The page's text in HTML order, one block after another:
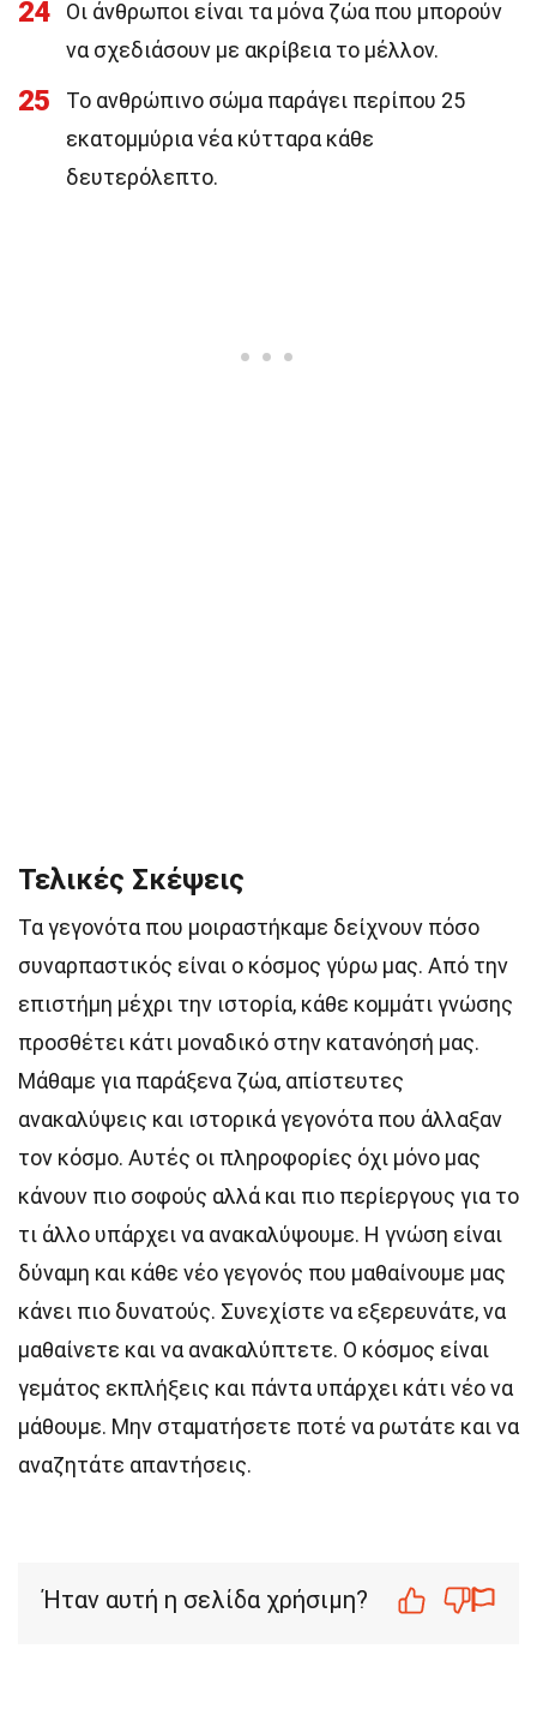
24
Οι άνθρωποι είναι τα μόνα ζώα που μπορούν
να σχεδιάσουν με ακρίβεια το μέλλον.
25
Το ανθρώπινο σώμα παράγει περίπου 25
εκατομμύρια νέα κύτταρα κάθε
δευτερόλεπτο.
Τελικές Σκέψεις
Τα γεγονότα που μοιραστήκαμε δείχνουν πόσο
συναρπαστικός είναι ο κόσμος γύρω μας. Από την
επιστήμη μέχρι την ιστορία, κάθε κομμάτι γνώσης
προσθέτει κάτι μοναδικό στην κατανόησή μας.
Μάθαμε για παράξενα ζώα, απίστευτες
ανακαλύψεις και ιστορικά γεγονότα που άλλαξαν
τον κόσμο. Αυτές οι πληροφορίες όχι μόνο μας
κάνουν πιο σοφούς αλλά και πιο περίεργους για το
τι άλλο υπάρχει να ανακαλύψουμε. Η γνώση είναι
δύναμη και κάθε νέο γεγονός που μαθαίνουμε μας
κάνει πιο δυνατούς. Συνεχίστε να εξερευνάτε, να
μαθαίνετε και να ανακαλύπτετε. Ο κόσμος είναι
γεμάτος εκπλήξεις και πάντα υπάρχει κάτι νέο να
μάθουμε. Μην σταματήσετε ποτέ να ρωτάτε και να
αναζητάτε απαντήσεις.
Ήταν αυτή η σελίδα χρήσιμη?